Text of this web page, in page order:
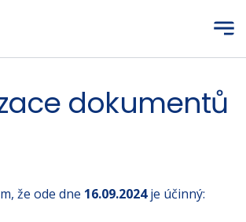
dokumentů
že ode dne 16.09.2024je účinný: